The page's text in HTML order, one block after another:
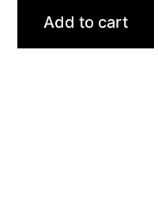
Add to cart